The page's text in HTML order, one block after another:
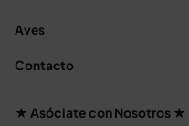
Aves
Contacto
★ Asóciate con Nosotros ★